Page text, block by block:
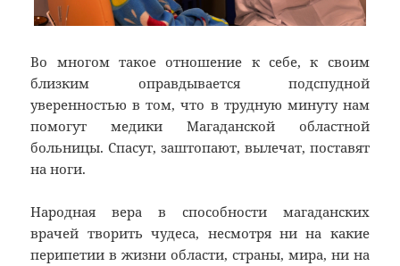
Во многом такое отношение к себе, к своим
близким оправдывается подспудной
уверенностью в том, что в трудную минуту нам
помогут медики Магаданской областной
больницы. Спасут, заштопают, вылечат, поставят
на ноги.
Народная вера в способности магаданских
врачей творить чудеса, несмотря ни на какие
перипетии в жизни области, страны, мира, ни на